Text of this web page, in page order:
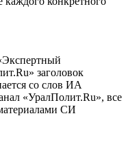
заголовок
со слов ИА
«УралПолит.Ru», все
СИ